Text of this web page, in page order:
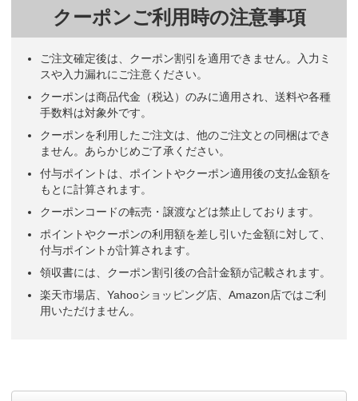
前年同様の商品を選び貰ったお客様から好評価を得ているので今年度
もこの商品を選びました。
ることにしました。
小売業
3ヶ月カレンダーは、過去（記録）と、現在（進行中）と、未来（予
定）が一目でわかるのでとても役立ちます。
住宅リフォーム
前年度も同じものでもらったお客さんの評価が良い為 石材販売業
使い安そうだったからです。 医療
クーポンご利用時の注意事項
ご注文確定後は、クーポン割引を適用できません。入力ミ
スや入力漏れにご注意ください。
クーポンは商品代金（税込）のみに適用され、送料や各種
手数料は対象外です。
クーポンを利用したご注文は、他のご注文との同梱はでき
ません。あらかじめご了承ください。
付与ポイントは、ポイントやクーポン適用後の支払金額を
もとに計算されます。
クーポンコードの転売・譲渡などは禁止しております。
ポイントやクーポンの利用額を差し引いた金額に対して、
付与ポイントが計算されます。
領収書には、クーポン割引後の合計金額が記載されます。
楽天市場店、Yahooショッピング店、Amazon店ではご利
用いただけません。